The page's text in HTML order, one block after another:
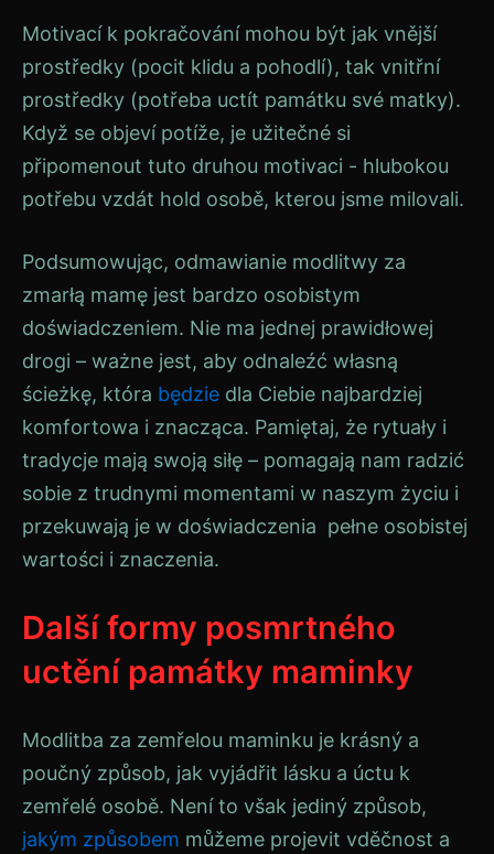
Motivací k pokračování mohou být jak vnější
prostředky (pocit klidu a pohodlí), tak vnitřní
prostředky (potřeba uctít památku své matky).
Když se objeví potíže, je užitečné si
připomenout tuto druhou motivaci - hlubokou
potřebu vzdát hold osobě, kterou jsme milovali.
Podsumowując, odmawianie modlitwy za
zmarłą mamę jest bardzo osobistym
doświadczeniem. Nie ma jednej prawidłowej
drogi – ważne jest, aby odnaleźć własną
ścieżkę, która będzie dla Ciebie najbardziej
komfortowa i znacząca. Pamiętaj, że rytuały i
tradycje mają swoją siłę – pomagają nam radzić
sobie z trudnymi momentami w naszym życiu i
przekuwają je w doświadczenia pełne osobistej
wartości i znaczenia.
Další formy posmrtného
uctění památky maminky
Modlitba za zemřelou maminku je krásný a
poučný způsob, jak vyjádřit lásku a úctu k
zemřelé osobě. Není to však jediný způsob,
jakým způsobem můžeme projevit vděčnost a